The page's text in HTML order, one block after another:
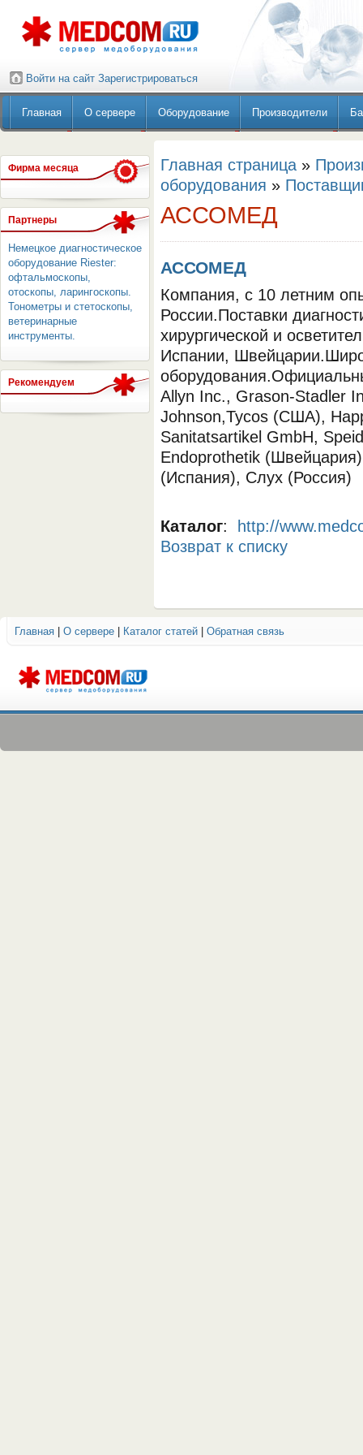
СЕРВЕР МЕДИЦИНСКОГО
Войти на сайт Зарегистрироваться
Главная О сервере Оборудование Производители
Фирма месяца
Партнеры
Немецкое диагностическое
оборудование Riester:
офтальмоскопы,
отоскопы, ларингоскопы.
Тонометры и стетоскопы,
ветеринарные
инструменты.
Рекомендуем
Главная страница »
оборудования »
АССОМЕД
АССОМЕД
Компания, с 10 летним
России.Поставки
хирургической и
Испании,
Allyn Inc., Grason-Stadler
Johnson,Tycos (США),
Sanitatsartikel GmbH,
Endoprothetik
(Испания), Слух (Россия)
Каталог:
http://
Возврат к списку
Главная О сервере Каталог статей Обратная связь